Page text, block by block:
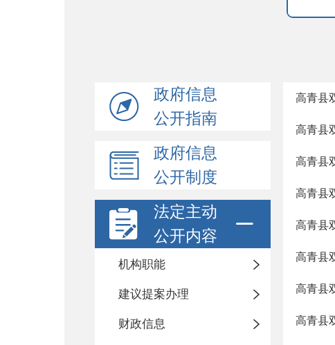
政府信息
公开指南
政府信息
公开制度
法定主动
公开内容
机构职能
建议提案办理
财政信息
高青县
高青县
高青县
高青县
高青县
高青县
高青县
高青县